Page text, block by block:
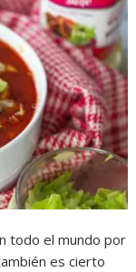
todo el mundo por
es cierto